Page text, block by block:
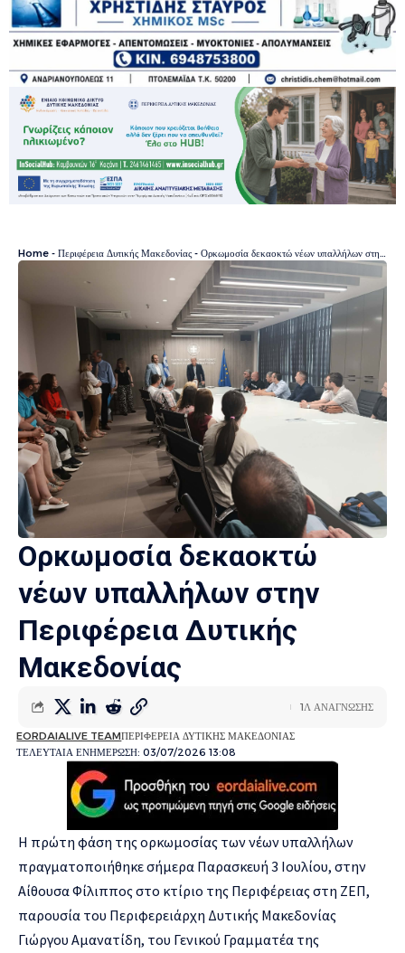
Home - Περιφέρεια Δυτικής Μακεδονίας - Ορκωμοσία δεκαοκτώ νέων υπαλλήλων στην Περιφέρεια Δυτικής Μακεδονίας
Ορκωμοσία δεκαοκτώ
νέων υπαλλήλων στην
Περιφέρεια Δυτικής
Μακεδονίας
ΤΕΛΕΥΤΑΙΑ ΕΝΗΜΕΡΩΣΗ: 03/07/2026 13:08
EORDAIALIVE TEAMΠΕΡΙΦΕΡΕΙΑ ΔΥΤΙΚΗΣ ΜΑΚΕΔΟΝΙΑΣ
1Λ ΑΝΑΓΝΩΣΗΣ
Η πρώτη φάση της ορκωμοσίας των νέων υπαλλήλων
πραγματοποιήθηκε σήμερα Παρασκευή 3 Ιουλίου, στην
Αίθουσα Φίλιππος στο κτίριο της Περιφέρειας στη ΖΕΠ,
παρουσία του Περιφερειάρχη Δυτικής Μακεδονίας
Γιώργου Αμανατίδη, του Γενικού Γραμματέα της